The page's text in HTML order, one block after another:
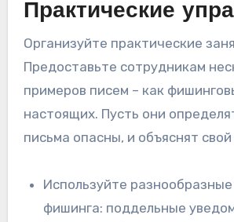
Практические
Организуйте практические
Предоставьте сотрудникам
примеров писем – как
настоящих. Пусть они
письма опасны, и объяснят
Используйте
фишинга: поддельные